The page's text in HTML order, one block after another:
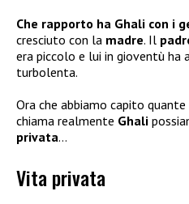
Che rapporto ha Ghali con i
cresciuto con la madre. Il
era piccolo e lui in gioventù
turbolenta.
Ora che abbiamo capito
chiama realmente Ghali
privata…
Vita privata